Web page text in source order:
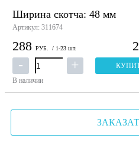
Ширина скотча: 48 мм
Артикул: 311674
288 РУБ. / 1-23 шт.
В наличии